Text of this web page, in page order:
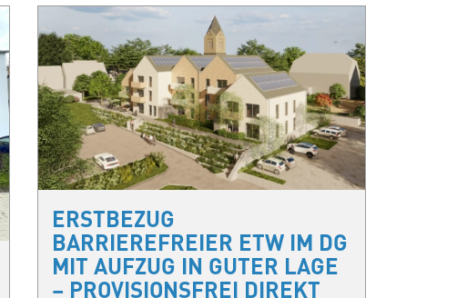
ERSTBEZUG
BARRIEREFREIER ETW IM DG
MIT AUFZUG IN GUTER LAGE
– PROVISIONSFREI DIREKT